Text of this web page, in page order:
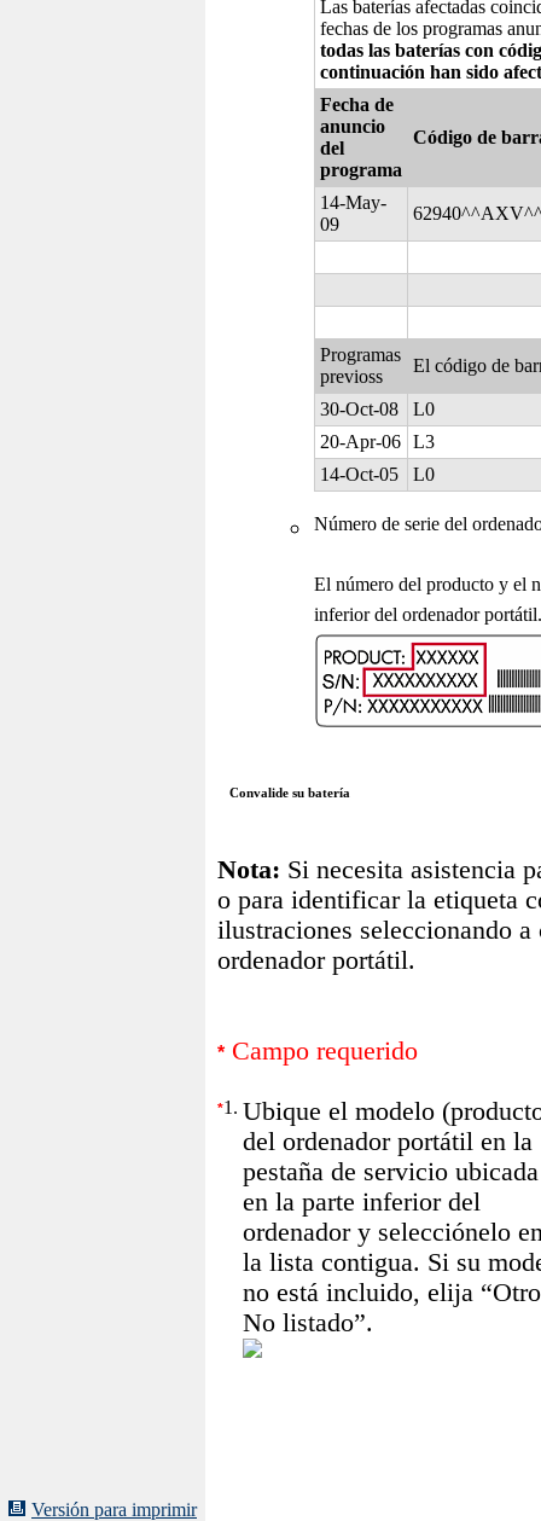
Las baterías afectadas
fechas de los programas
todas las baterías con
continuación han sido
Fecha de
anuncio
del
programa
Código de
14-May-
09
Programas
previoss
El código de
30-Oct-08
L0
20-Apr-06 L3
14-Oct-05
L0
Número de serie del
El número del producto y el
inferior del ordenador portátil.
Convalide su batería
Nota: Si necesita asistencia
o para identificar la etiqueta
ilustraciones seleccionando
ordenador portátil.
* Campo requerido
*1. Ubique el modelo
del ordenador portátil en la
pestaña de servicio ubicada
en la parte inferior del
ordenador y selecciónelo
la lista contigua. Si su
no está incluido, elija
No listado”.
Versión para imprimir